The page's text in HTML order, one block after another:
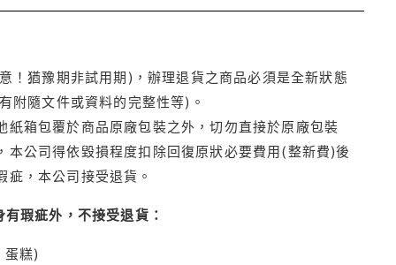
！猶豫期非試用期)，辦理退貨之商品必須是全新狀態
附隨文件或資料的完整性等)。
箱包覆於商品原廠包裝之外，切勿直接於原廠包裝
公司得依毀損程度扣除回復原狀必要費用(整新費)後
，本公司接受退貨。
瑕疵外，不接受退貨：
蛋糕)